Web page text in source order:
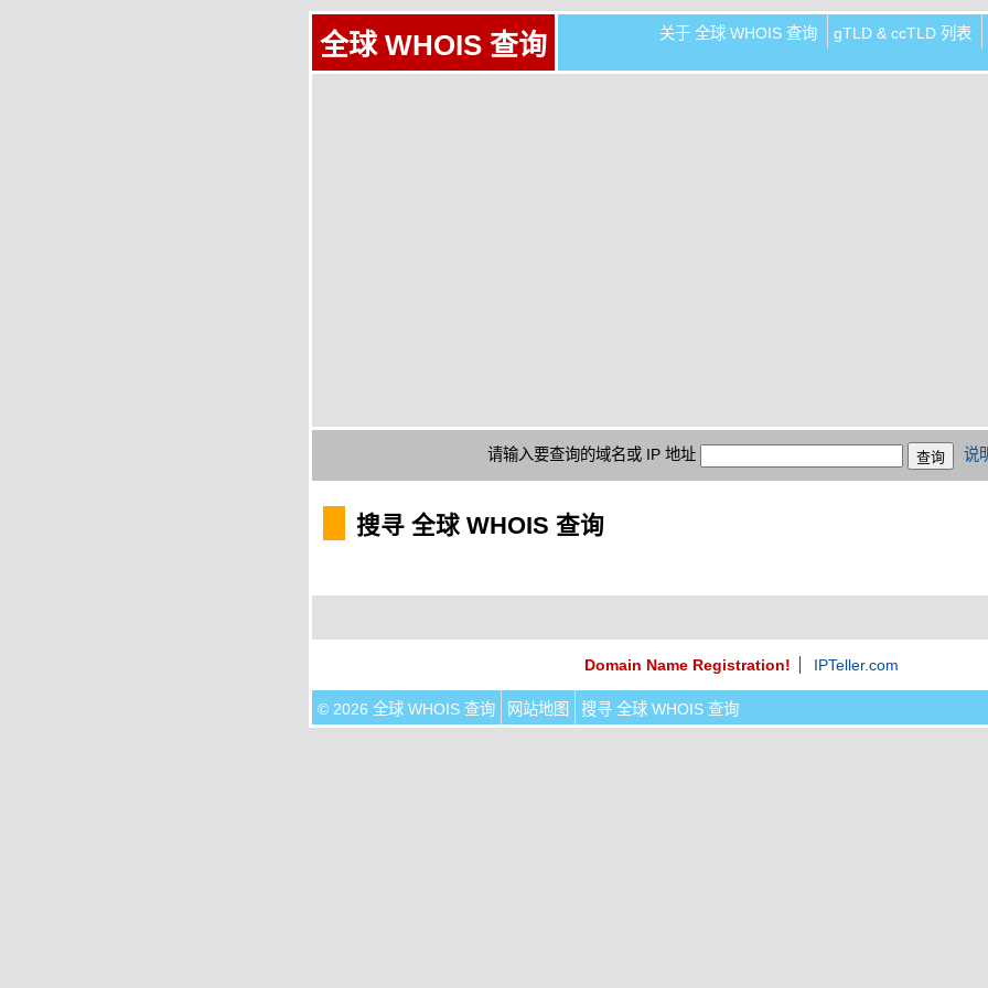
全球 WHOIS 查询 关于 全球 WHOIS 查询 gTLD & ccTLD 列表
请输入要查询的域名或 IP 地址 说
搜寻 全球 WHOIS 查询
Domain Name Registration! IPTeller.com
© 2026 全球 WHOIS 查询 网站地图 搜寻 全球 WHOIS 查询